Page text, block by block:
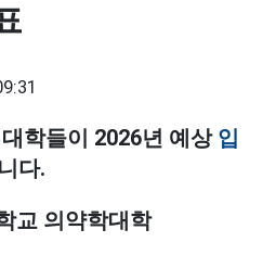
학들이 2026년 예상 입
다.
교 의약학대학